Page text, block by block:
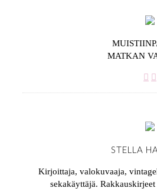
MATKAN
STELLA
Kirjoittaja, valokuvaaja,
sekakäyttäjä.